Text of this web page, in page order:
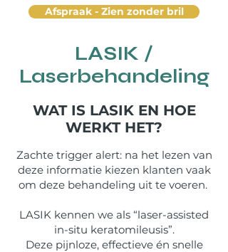
Afspraak - Zien zonder bril
LASIK /
Laserbehandeling
WAT IS LASIK EN HOE
WERKT HET?
Zachte trigger alert: na het lezen van
deze informatie kiezen klanten vaak
om deze behandeling uit te voeren.
LASIK kennen we als “laser-assisted
in-situ keratomileusis”.
Deze pijnloze, effectieve én snelle